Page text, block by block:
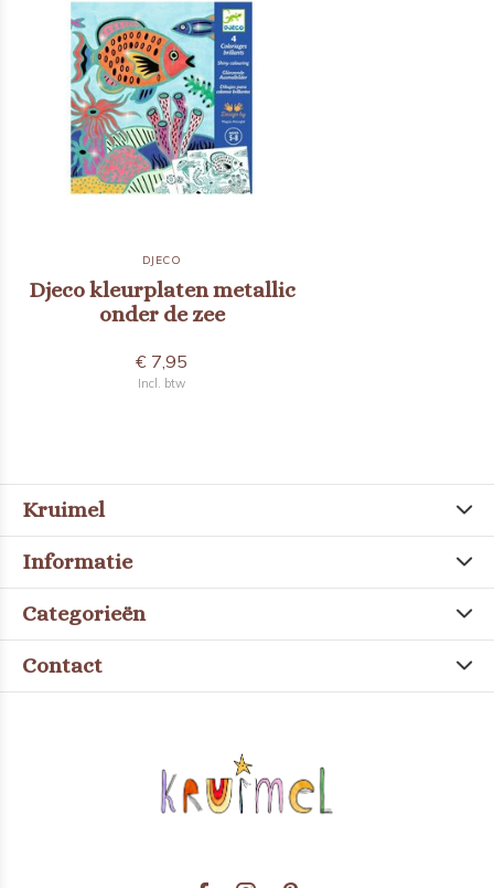
DJECO
Djeco kleurplaten metallic
onder de zee
€ 7,95
Incl. btw
Kruimel
Informatie
Categorieën
Contact